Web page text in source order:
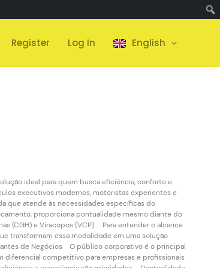
Register Log In English
ideal para quem busca eficiência, conforto e
executivos modernos, motoristas experientes e
que atende às necessidades específicas do
proporciona pontualidade mesmo diante do
(CGH) e Viracopos (VCP). Para entender o alcance
transformam essa modalidade em uma solução
de Negócios O público corporativo é o principal
diferencial competitivo para empresas e profissionais